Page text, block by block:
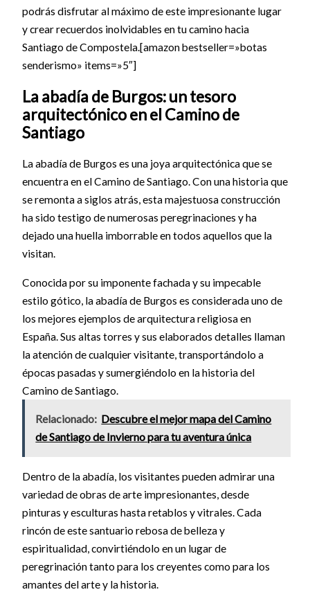
podrás disfrutar al máximo de este impresionante lugar
y crear recuerdos inolvidables en tu camino hacia
Santiago de Compostela.[amazon bestseller=»botas
senderismo» items=»5″]
La abadía de Burgos: un tesoro
arquitectónico en el Camino de
Santiago
La abadía de Burgos es una joya arquitectónica que se
encuentra en el Camino de Santiago. Con una historia que
se remonta a siglos atrás, esta majestuosa construcción
ha sido testigo de numerosas peregrinaciones y ha
dejado una huella imborrable en todos aquellos que la
visitan.
Conocida por su imponente fachada y su impecable
estilo gótico, la abadía de Burgos es considerada uno de
los mejores ejemplos de arquitectura religiosa en
España. Sus altas torres y sus elaborados detalles llaman
la atención de cualquier visitante, transportándolo a
épocas pasadas y sumergiéndolo en la historia del
Camino de Santiago.
Relacionado: Descubre el mejor mapa del Camino
de Santiago de Invierno para tu aventura única
Dentro de la abadía, los visitantes pueden admirar una
variedad de obras de arte impresionantes, desde
pinturas y esculturas hasta retablos y vitrales. Cada
rincón de este santuario rebosa de belleza y
espiritualidad, convirtiéndolo en un lugar de
peregrinación tanto para los creyentes como para los
amantes del arte y la historia.